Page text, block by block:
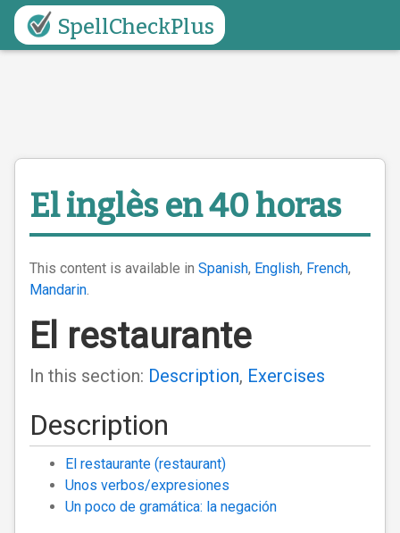
SpellCheckPlus
El inglès en 40 horas
This content is available in Spanish, English, French,
Mandarin.
El restaurante
In this section: Description, Exercises
Description
El restaurante (restaurant)
Unos verbos/expresiones
Un poco de gramática: la negación